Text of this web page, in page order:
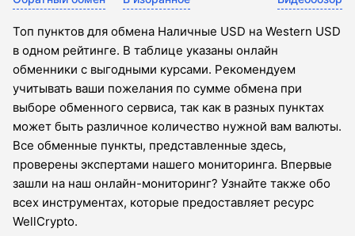
Топ пунктов для обмена Наличные USD на Western USD
в одном рейтинге. В таблице указаны онлайн
обменники с выгодными курсами. Рекомендуем
учитывать ваши пожелания по сумме обмена при
выборе обменного сервиса, так как в разных пунктах
может быть различное количество нужной вам валюты.
Все обменные пункты, представленные здесь,
проверены экспертами нашего мониторинга. Впервые
зашли на наш онлайн-мониторинг? Узнайте также обо
всех инструментах, которые предоставляет ресурс
WellCrypto.